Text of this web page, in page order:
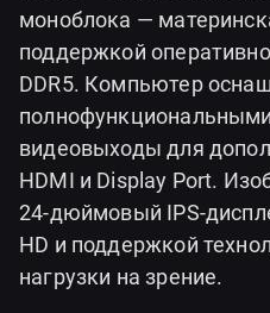
моноблока —
поддержкой
DDR5. Компьютер
видеовыходы для
HDMI и Display Port.
24-дюймовый IPS-
HD и поддержкой
нагрузки на зрение.